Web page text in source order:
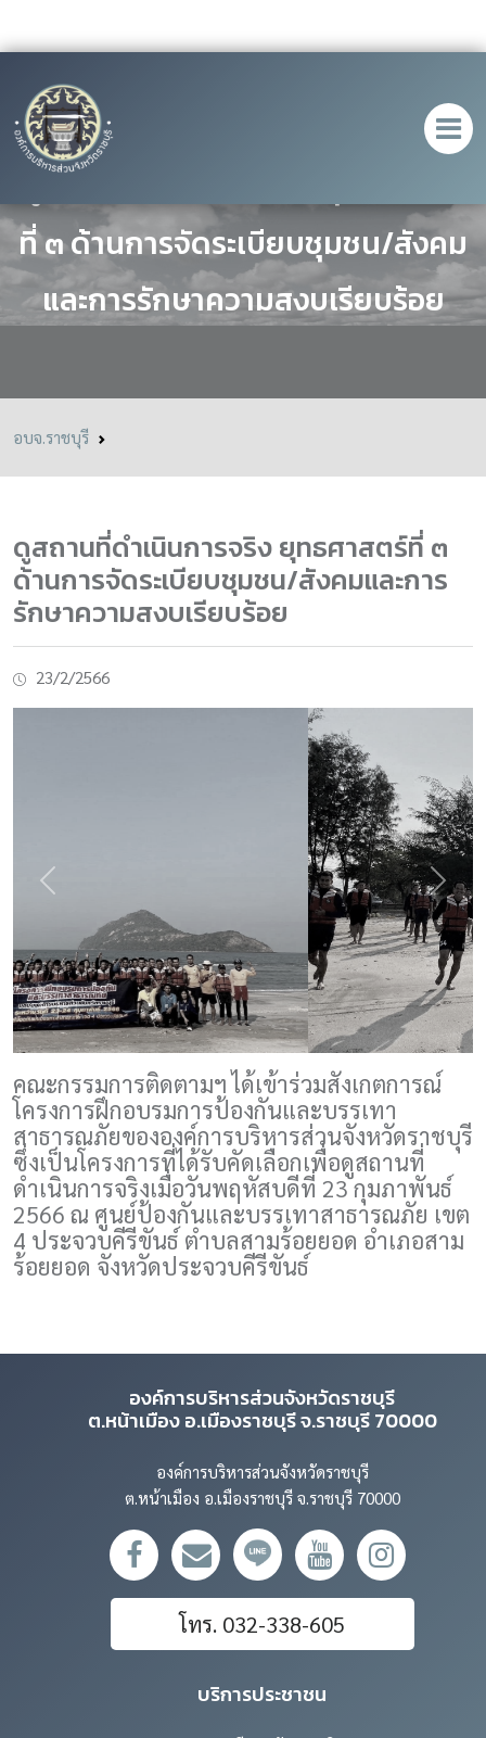
ดูสถานที่ดำเนินการจริง ยุทธศาสตร์
ที่ ๓ ด้านการจัดระเบียบชุมชน/สังคม
และการรักษาความสงบเรียบร้อย
อบจ.ราชบุรี
ดูสถานที่ดำเนินการจริง ยุทธศาสตร์ที่ ๓
ด้านการจัดระเบียบชุมชน/สังคมและการ
รักษาความสงบเรียบร้อย
23/2/2566
Previous Next
คณะกรรมการติดตามฯ ได้เข้าร่วมสังเกตการณ์
โครงการฝึกอบรมการป้องกันและบรรเทา
สาธารณภัยขององค์การบริหารส่วนจังหวัดราชบุรี
ซึ่งเป็นโครงการที่ได้รับคัดเลือกเพื่อดูสถานที่
ดำเนินการจริงเมื่อวันพฤหัสบดีที่ 23 กุมภาพันธ์
2566 ณ ศูนย์ป้องกันและบรรเทาสาธารณภัย เขต
4 ประจวบคีรีขันธ์ ตำบลสามร้อยยอด อำเภอสาม
ร้อยยอด จังหวัดประจวบคีรีขันธ์
องค์การบริหารส่วนจังหวัดราชบุรี
ต.หน้าเมือง อ.เมืองราชบุรี จ.ราชบุรี 70000
องค์การบริหารส่วนจังหวัดราชบุรี
ต.หน้าเมือง อ.เมืองราชบุรี จ.ราชบุรี 70000
โทร. 032-338-605
บริการประชาชน